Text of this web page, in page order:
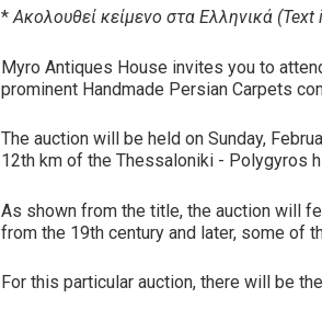
*Ακολουθεί κείμενο στα Ελληνικά
Myro Antiques House invites you to
prominent Handmade Persian Carpets
The auction will be held on Sunday,
12th km of the Thessaloniki - Polygyros
As shown from the title, the auction will
from the 19th century and later, some of
For this particular auction, there will be